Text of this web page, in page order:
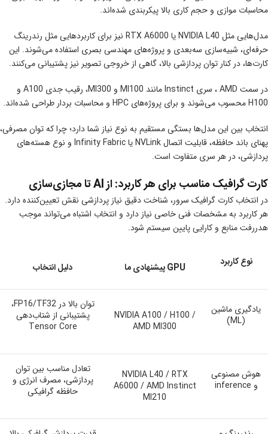
محاسبات موازی و حجم کاری بالا پیکربندی شده‌اند.
مدل‌هایی مثل NVIDIA L40 یا RTX A6000 نیز برای کاربردهایی مثل رندرینگ
حرفه‌ای، شبیه‌سازی سه‌بعدی و پروژه‌های مهندسی بصری استفاده می‌شوند. این
کارت‌ها، در کنار توان پردازشی بالا، گاهی از خروجی تصویر نیز پشتیبانی می‌کنند.
در سمت AMD ، سری Instinct مانند MI100 و MI300، رقیب جدی A100 و
H100 محسوب می‌شوند و برای پروژه‌های HPC و محاسبات بردار طراحی شده‌اند.
انتخاب بین این مدل‌ها بستگی مستقیم به نوع نیاز شما دارد؛ چرا که توان مصرفی،
پهنای باند حافظه، قابلیت اتصال NVLink یا Infinity Fabric و نوع هسته‌های
پردازشی، در هر سری متفاوت است.
کارت گرافیک مناسب برای هر کاربرد: از AI تا مجازی‌سازی
در انتخاب کارت گرافیک سرور، شناخت دقیق نیاز پردازشی نقش تعیین‌کننده دارد.
هر کاربرد به مشخصات فنی خاصی نیاز دارد و انتخاب اشتباه می‌تواند موجب
هدررفت منابع و کارایی پایین سیستم شود.
نوع کاربرد GPUپیشنهادیما دلیل انتخاب
یادگیری ماشین
(ML)
NVIDIA A100 / H100 /
AMD MI300
توان بالا در FP16/TF32،
پشتیبانی از شتاب‌دهی
Tensor Core
هوش مصنوعی
و inference
NVIDIA L40 / RTX
A6000 / AMD Instinct
MI210
تعادل مناسب بین توان
پردازشی، مصرف انرژی و
حافظه گرافیکی